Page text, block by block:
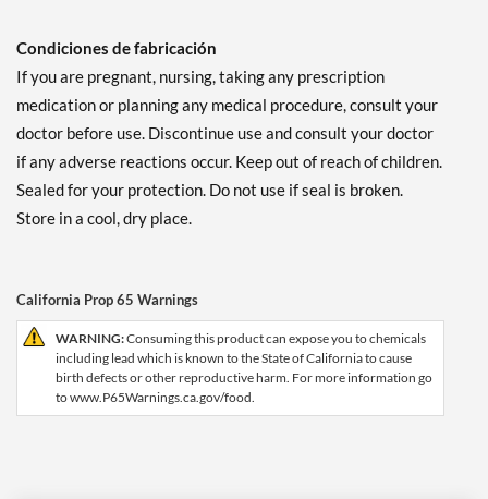
Condiciones de fabricación
If you are pregnant, nursing, taking any prescription
medication or planning any medical procedure, consult your
doctor before use. Discontinue use and consult your doctor
if any adverse reactions occur. Keep out of reach of children.
Sealed for your protection. Do not use if seal is broken.
Store in a cool, dry place.
California Prop 65 Warnings
WARNING:Consuming this product can expose you to chemicals
including lead which is known to the State of California to cause
birth defects or other reproductive harm. For more information go
to www.P65Warnings.ca.gov/food.